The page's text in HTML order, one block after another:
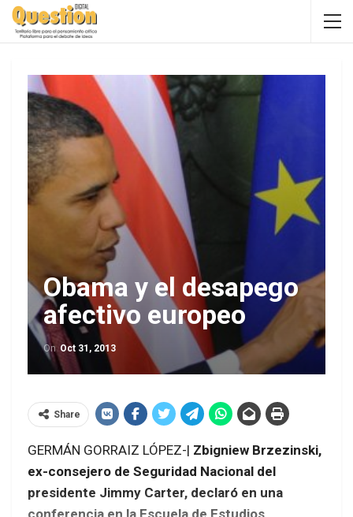
Obama y el desapego
afectivo europeo
On Oct 31, 2013
Share
GERMÁN GORRAIZ LÓPEZ-| Zbigniew Brzezinski,
ex-consejero de Seguridad Nacional del
presidente Jimmy Carter, declaró en una
conferencia en la Escuela de Estudios